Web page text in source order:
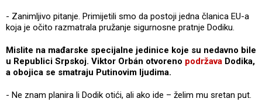
- Zanimljivo pitanje. Primijetili smo da postoji jedna članica EU-a
koja je očito razmatrala pružanje sigurnosne pratnje Dodiku.
Mislite na mađarske specijalne jedinice koje su nedavno bile
u Republici Srpskoj. Viktor Orbán otvoreno podržava Dodika,
a obojica se smatraju Putinovim ljudima.
- Ne znam planira li Dodik otići, ali ako ide – želim mu sretan put.